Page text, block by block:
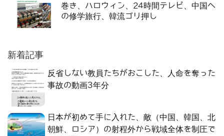
巻き、ハロウィン、24時間テレビ、中国へ
の修学旅行、韓流ゴリ押し
新着記事
反省しない教員たちがおこした、人命を奪った
事故の動画3年分
日本が初めて手に入れた、敵（中国、韓国、北
朝鮮、ロシア）の射程外から戦域全体を制圧で